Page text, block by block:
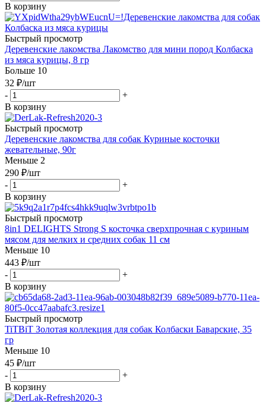
В корзину
Быстрый просмотр
Деревенские лакомства Лакомство для мини пород Колбаска
из мяса курицы, 8 гр
Больше 10
32 ₽/шт
-
+
В корзину
Быстрый просмотр
Деревенские лакомства для собак Куриные косточки
жевательные, 90г
Меньше 2
290 ₽/шт
-
+
В корзину
Быстрый просмотр
8in1 DELIGHTS Strong S косточка сверхпрочная с куриным
мясом для мелких и средних собак 11 см
Меньше 10
443 ₽/шт
-
+
В корзину
Быстрый просмотр
TiTBiT Золотая коллекция для собак Колбаски Баварские, 35
гр
Меньше 10
45 ₽/шт
-
+
В корзину